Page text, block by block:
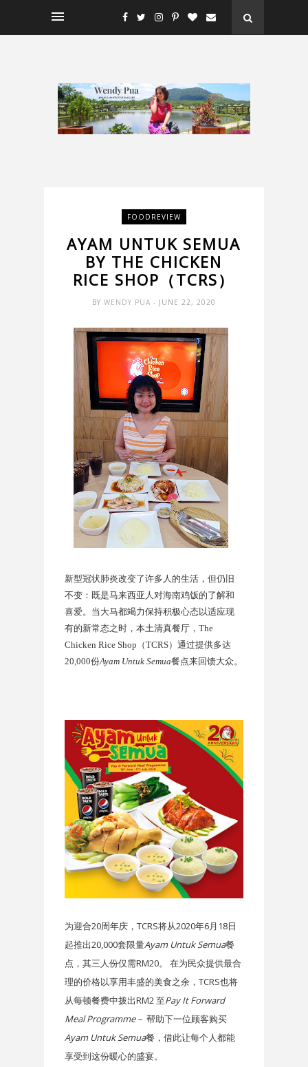
FOODREVIEW
AYAM UNTUK SEMUA
BY THE CHICKEN
RICE SHOP（TCRS）
BY WENDY PUA - JUNE 22, 2020
新型冠状肺炎改变了许多人的生活，但仍旧
不变：既是马来西亚人对海南鸡饭的了解和
喜爱。当大马都竭力保持积极心态以适应现
有的新常态之时，本土清真餐厅， The
Chicken Rice Shop （TCRS）通过提供多达
20,000份Ayam Untuk Semua餐点来回馈大众。
为迎合20周年庆， TCRS将从2020年6月 18 日
起推出20,000套限量Ayam Untuk Semua餐
点，其三人份仅需RM20。
在为民众提供最合
理的价格以享用丰盛的美食之余， TCRS也将
从每顿餐费中拨出RM2 至Pay It Forward
Meal Programme – 帮助下一位顾客购买
Ayam Untuk Semua餐，借此让每个人都能
享受到这份暖心的盛宴。